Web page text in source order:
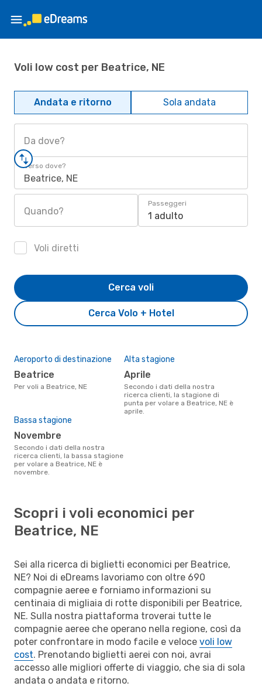
Voli low cost per Beatrice, NE
Andata e ritorno Sola andata
Da dove?
Verso dove?
Beatrice, NE
Quando?
Passeggeri
1 adulto
Voli diretti
Cerca Volo + Hotel
Cerca voli
Aeroporto di destinazione
Beatrice
Per voli a Beatrice, NE
Alta stagione
aprile
Secondo i dati della nostra
ricerca clienti, la stagione di
punta per volare a Beatrice, NE è
aprile.
Bassa stagione
novembre
Secondo i dati della nostra
ricerca clienti, la bassa stagione
per volare a Beatrice, NE è
novembre.
Scopri i voli economici per
Beatrice, NE
Sei alla ricerca di biglietti economici per Beatrice,
NE? Noi di eDreams lavoriamo con oltre 690
compagnie aeree e forniamo informazioni su
centinaia di migliaia di rotte disponibili per Beatrice,
NE. Sulla nostra piattaforma troverai tutte le
compagnie aeree che operano nella regione, così da
poter confrontare in modo facile e veloce voli low
cost. Prenotando biglietti aerei con noi, avrai
accesso alle migliori offerte di viaggio, che sia di sola
andata o andata e ritorno.